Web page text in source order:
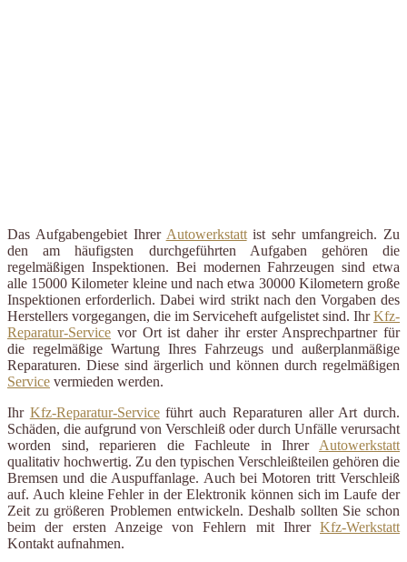
Das Aufgabengebiet Ihrer Autowerkstattist sehr umfangreich. Zu
den am häufigsten durchgeführten Aufgaben gehören die
regelmäßigen Inspektionen. Bei modernen Fahrzeugen sind etwa
alle 15000 Kilometer kleine und nach etwa 30000 Kilometern große
Inspektionen erforderlich. Dabei wird strikt nach den Vorgaben des
Herstellers vorgegangen, die im Serviceheft aufgelistet sind. IhrKfz-
Reparatur-Service vor Ort ist daher ihr erster Ansprechpartner für
die regelmäßige Wartung Ihres Fahrzeugs und außerplanmäßige
Reparaturen. Diese sind ärgerlich und können durch regelmäßigen
Service vermieden werden.
Ihr Kfz-Reparatur-Serviceführt auch Reparaturen aller Art durch.
Schäden, die aufgrund von Verschleiß oder durch Unfälle verursacht
worden sind, reparieren die Fachleute in Ihrer Autowerkstatt
qualitativ hochwertig. Zu den typischen Verschleißteilen gehören die
Bremsen und die Auspuffanlage. Auch bei Motoren tritt Verschleiß
auf. Auch kleine Fehler in der Elektronik können sich im Laufe der
Zeit zu größeren Problemen entwickeln. Deshalb sollten Sie schon
beim der ersten Anzeige von Fehlern mit Ihrer Kfz-Werkstatt
Kontakt aufnahmen.